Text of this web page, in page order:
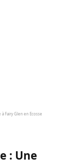
Fairy Glen en Ecosse
: Une